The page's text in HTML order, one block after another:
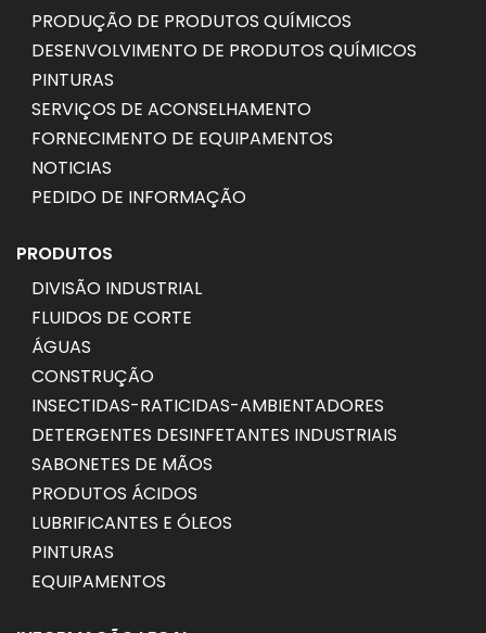
PRODUÇÃO DE PRODUTOS QUÍMICOS
DESENVOLVIMENTO DE PRODUTOS QUÍMICOS
PINTURAS
SERVIÇOS DE ACONSELHAMENTO
FORNECIMENTO DE EQUIPAMENTOS
NOTICIAS
PEDIDO DE INFORMAÇÃO
PRODUTOS
DIVISÃO INDUSTRIAL
FLUIDOS DE CORTE
ÁGUAS
CONSTRUÇÃO
INSECTIDAS-RATICIDAS-AMBIENTADORES
DETERGENTES DESINFETANTES INDUSTRIAIS
SABONETES DE MÃOS
PRODUTOS ÁCIDOS
LUBRIFICANTES E ÓLEOS
PINTURAS
EQUIPAMENTOS